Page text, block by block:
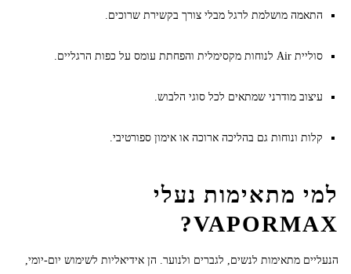
התאמה מושלמת לרגל מבלי צורך בקשירת שרוכים.
סוליית Air לנוחות מקסימלית והפחתת עומס על כפות הרגליים.
עיצוב מודרני שמתאים לכל סוגי הלבוש.
קלות ונוחות גם בהליכה ארוכה או אימון ספורטיבי.
למי מתאימות נעלי
VAPORMAX?
הנעליים מתאימות לנשים, לגברים ולנוער. הן אידיאליות לשימוש יום-יומי,